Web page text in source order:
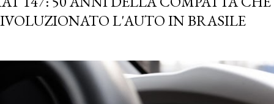
L'AUTO IN BRASILE